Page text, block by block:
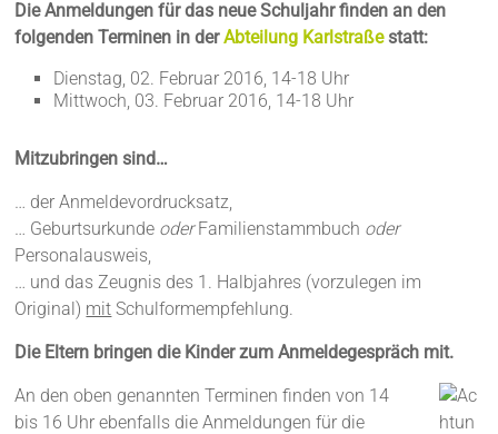
Die Anmeldungen für das neue Schuljahr finden an den
folgenden Terminen in derAbteilung Karlstraßestatt:
Dienstag, 02. Februar 2016, 14-18 Uhr
Mittwoch, 03. Februar 2016, 14-18 Uhr
Mitzubringen sind…
… der Anmeldevordrucksatz,
… Geburtsurkunde oderFamilienstammbuch oder
Personalausweis,
… und das Zeugnis des 1. Halbjahres (vorzulegen im
Original) mit Schulformempfehlung.
Die Eltern bringen die Kinder zum Anmeldegespräch mit.
An den oben genannten Terminen finden von 14
bis 16 Uhr ebenfalls die Anmeldungen für die